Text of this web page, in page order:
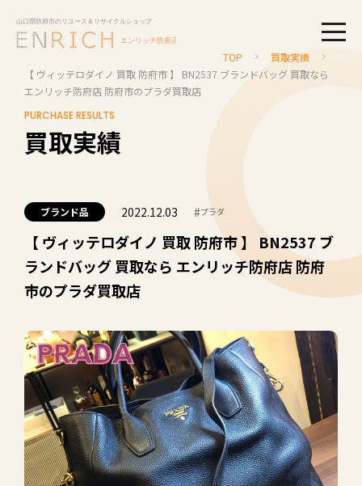
TOP
買取実績
【 ヴィッテロダイノ 買取 防府市 】 BN2537 ブランドバッグ 買取なら
エンリッチ防府店 防府市のプラダ買取店
PURCHASE RESULTS
買取実績
ブランド品 2022.12.03 #プラダ
【 ヴィッテロダイノ 買取 防府市 】 BN2537 ブ
ランドバッグ 買取なら エンリッチ防府店 防府
市のプラダ買取店